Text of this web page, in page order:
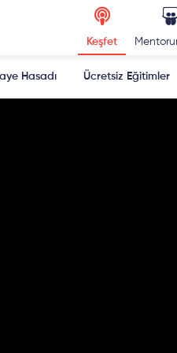
Keşfet
Hasadı Ücretsiz Eğitimler